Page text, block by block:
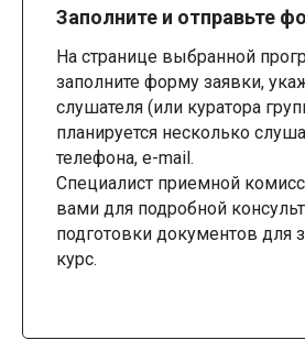
Заполните и отправьте
На странице выбранной
заполните форму заявки,
слушателя (или куратора
планируется несколько
телефона, e-mail.
Специалист приемной
вами для подробной
подготовки документов для
курс.